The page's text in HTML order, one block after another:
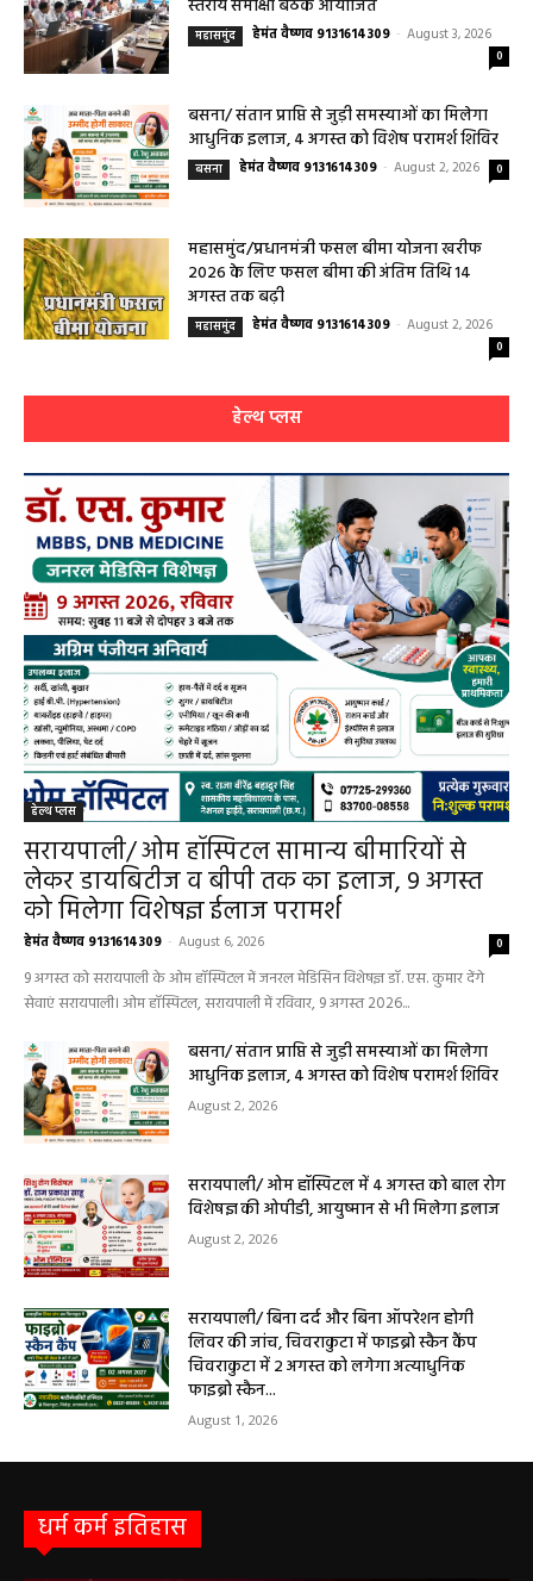
महासमुंद हेमंत वैष्णव 9131614309 - August 3, 2026
0
बसना/ संतान प्राप्ति से जुड़ी समस्याओं का मिलेगा
आधुनिक इलाज, 4 अगस्त को विशेष परामर्श शिविर
बसना हेमंत वैष्णव 9131614309 - August 2, 2026 0
महासमुंद/प्रधानमंत्री फसल बीमा योजना खरीफ
2026 के लिए फसल बीमा की अंतिम तिथि 14
अगस्त तक बढ़ी
महासमुंद हेमंत वैष्णव 9131614309 - August 2, 2026
0
हेल्थ प्लस
हेल्थ प्लस
सरायपाली/ ओम हॉस्पिटल सामान्य बीमारियों से
लेकर डायबिटीज व बीपी तक का इलाज, 9 अगस्त
को मिलेगा विशेषज्ञ ईलाज परामर्श
हेमंत वैष्णव 9131614309 - August 6, 2026 0
9 अगस्त को सरायपाली के ओम हॉस्पिटल में जनरल मेडिसिन विशेषज्ञ डॉ. एस. कुमार देंगे
सेवाएं सरायपाली। ओम हॉस्पिटल, सरायपाली में रविवार, 9 अगस्त 2026...
बसना/ संतान प्राप्ति से जुड़ी समस्याओं का मिलेगा
आधुनिक इलाज, 4 अगस्त को विशेष परामर्श शिविर
August 2, 2026
सरायपाली/ ओम हॉस्पिटल में 4 अगस्त को बाल रोग
विशेषज्ञ की ओपीडी, आयुष्मान से भी मिलेगा इलाज
August 2, 2026
सरायपाली/ बिना दर्द और बिना ऑपरेशन होगी
लिवर की जांच, चिवराकुटा में फाइब्रो स्कैन कैंप
चिवराकुटा में 2 अगस्त को लगेगा अत्याधुनिक
फाइब्रो स्कैन...
August 1, 2026
धर्म कर्म इतिहास